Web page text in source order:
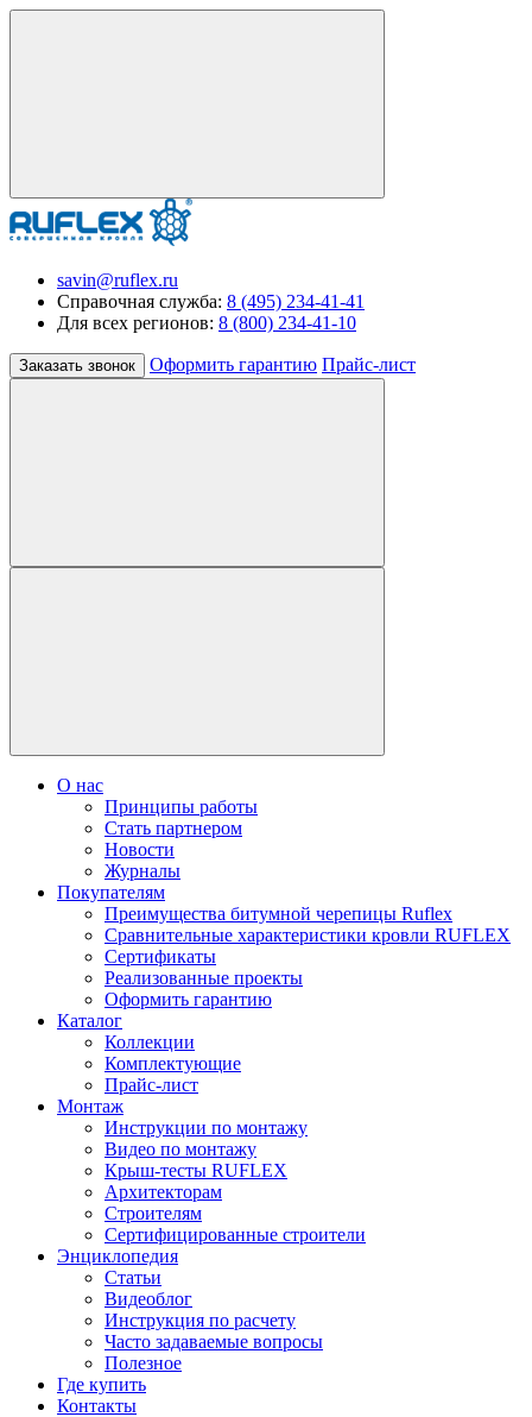
savin@ruflex.ru
Справочная служба: 8 (495) 234-41-41
Для всех регионов: 8 (800) 234-41-10
Заказать звонок Оформить гарантию Прайс-лист
О нас
Принципы работы
Стать партнером
Новости
Журналы
Покупателям
Преимущества битумной черепицы Ruflex
Сравнительные характеристики кровли RUFLEX
Сертификаты
Реализованные проекты
Оформить гарантию
Каталог
Коллекции
Комплектующие
Прайс-лист
Монтаж
Инструкции по монтажу
Видео по монтажу
Крыш-тесты RUFLEX
Архитекторам
Строителям
Сертифицированные строители
Энциклопедия
Статьи
Видеоблог
Инструкция по расчету
Часто задаваемые вопросы
Полезное
Где купить
Контакты